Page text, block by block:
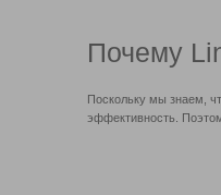
Почему
Поскольку мы знаем,
эффективность.